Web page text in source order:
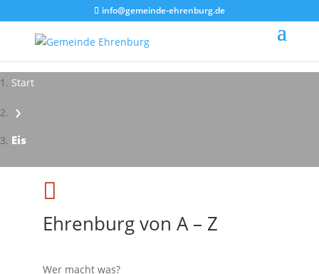
info@gemeinde-ehrenburg.de
Start
›
Eis

Ehrenburg von A – Z
Wer macht was?